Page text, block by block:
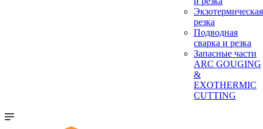
Экзотермическая
резка
Подводная
сварка и резка
Запасные части
ARC GOUGING
&
EXOTHERMIC
CUTTING